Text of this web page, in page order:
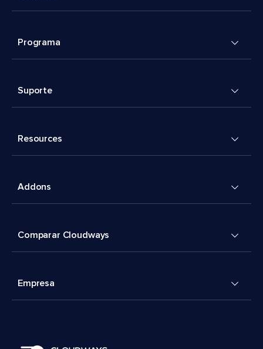
Programa
Suporte
Resources
Addons
Comparar Cloudways
Empresa